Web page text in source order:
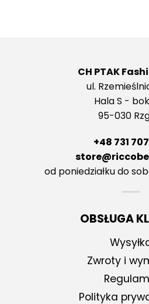
CH PTAK
ul.
Hala S -
95-030
+48 731
od poniedziałku do
OBSŁUGA
Zwroty i
Polityka